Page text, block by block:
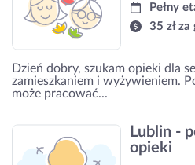
Pełny
35 zł za
Dzień dobry, szukam opieki dla
zamieszkaniem i wyżywieniem.
może pracować...
Lublin -
opieki